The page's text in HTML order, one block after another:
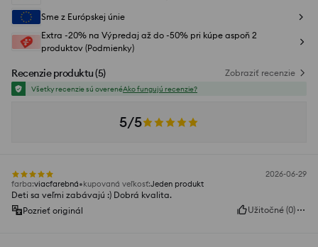
Sme z Európskej únie
Extra -20% na Výpredaj až do -50% pri kúpe aspoň 2
produktov (Podmienky)
Recenzie produktu(5) Zobraziť recenzie
Všetky recenzie sú overenéAko fungujú recenzie?
5/5
2026-06-29
farba:viacfarebná kupovaná veľkosť:Jeden produkt
Deti sa veľmi zabávajú :) Dobrá kvalita.
Pozrieť originál
Užitočné (0)